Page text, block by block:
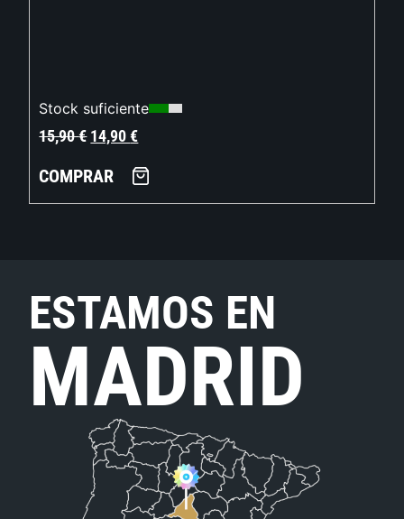
Stock suficiente
15,90€ 14,90€
COMPRAR
ESTAMOS EN
MADRID